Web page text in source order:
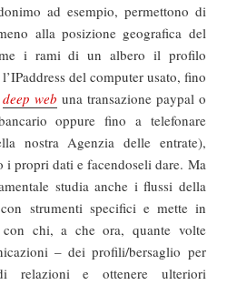
ad esempio, permettono di
alla posizione geografica del
i rami di un albero il profilo
del computer usato, fino
deep web una transazione paypal o
oppure fino a telefonare
nostra Agenzia delle entrate),
i propri dati e facendoseli dare. Ma
studia anche i flussi della
strumenti specifici e mette in
chi, a che ora, quante volte
– dei profili/bersaglio per
relazioni e ottenere ulteriori